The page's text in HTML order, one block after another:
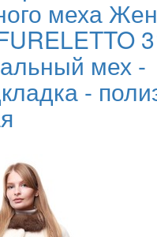
меха Жен
мех -
-